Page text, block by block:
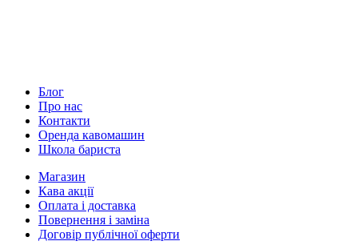
Блог
Про нас
Контакти
Оренда кавомашин
Школа бариста
Магазин
Кава акції
Оплата і доставка
Повернення і заміна
Договір публічної оферти